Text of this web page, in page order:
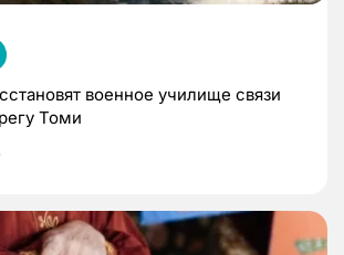
военное училище связи
Томи